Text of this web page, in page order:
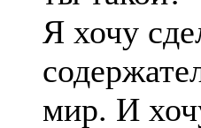
Я хочу
мир. И